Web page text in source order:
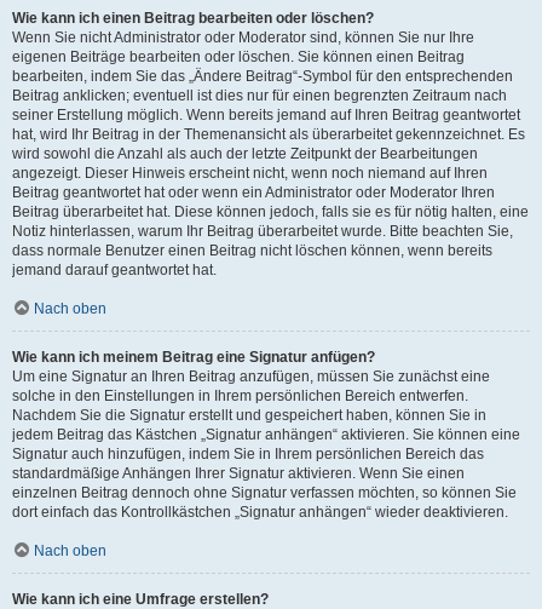
Wie kann ich einen Beitrag bearbeiten oder löschen?
Wenn Sie nicht Administrator oder Moderator sind, können Sie nur Ihre
eigenen Beiträge bearbeiten oder löschen. Sie können einen Beitrag
bearbeiten, indem Sie das „Ändere Beitrag“-Symbol für den entsprechenden
Beitrag anklicken; eventuell ist dies nur für einen begrenzten Zeitraum nach
seiner Erstellung möglich. Wenn bereits jemand auf Ihren Beitrag geantwortet
hat, wird Ihr Beitrag in der Themenansicht als überarbeitet gekennzeichnet. Es
wird sowohl die Anzahl als auch der letzte Zeitpunkt der Bearbeitungen
angezeigt. Dieser Hinweis erscheint nicht, wenn noch niemand auf Ihren
Beitrag geantwortet hat oder wenn ein Administrator oder Moderator Ihren
Beitrag überarbeitet hat. Diese können jedoch, falls sie es für nötig halten, eine
Notiz hinterlassen, warum Ihr Beitrag überarbeitet wurde. Bitte beachten Sie,
dass normale Benutzer einen Beitrag nicht löschen können, wenn bereits
jemand darauf geantwortet hat.
Nach oben
Wie kann ich meinem Beitrag eine Signatur anfügen?
Um eine Signatur an Ihren Beitrag anzufügen, müssen Sie zunächst eine
solche in den Einstellungen in Ihrem persönlichen Bereich entwerfen.
Nachdem Sie die Signatur erstellt und gespeichert haben, können Sie in
jedem Beitrag das Kästchen „Signatur anhängen“ aktivieren. Sie können eine
Signatur auch hinzufügen, indem Sie in Ihrem persönlichen Bereich das
standardmäßige Anhängen Ihrer Signatur aktivieren. Wenn Sie einen
einzelnen Beitrag dennoch ohne Signatur verfassen möchten, so können Sie
dort einfach das Kontrollkästchen „Signatur anhängen“ wieder deaktivieren.
Nach oben
Wie kann ich eine Umfrage erstellen?